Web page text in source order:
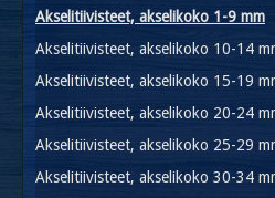
Akselitiivisteet, akselikoko 1-9 mm
Akselitiivisteet, akselikoko 10-14
Akselitiivisteet, akselikoko 15-19
Akselitiivisteet, akselikoko 20-24
Akselitiivisteet, akselikoko 25-29
Akselitiivisteet, akselikoko 30-34